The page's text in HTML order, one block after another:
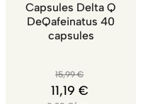
Capsules Delta Q
DeQafeinatus 40
capsules
15,99 €
11,19 €